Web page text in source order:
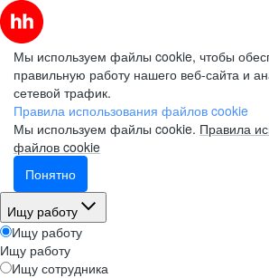
Мы используем файлы cookie, чтобы
правильную работу нашего веб-сайта и
сетевой трафик.
Правила использования файлов cookie
Мы используем файлы cookie. Правила
файлов cookie
Понятно
Ищу работу
Ищу работу
Ищу работу
Ищу сотрудника